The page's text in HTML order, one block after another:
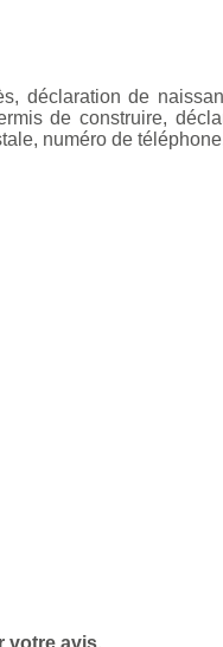
déclaration de
de construire,
numéro de
votre avis.